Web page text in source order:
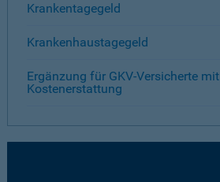
Krankentagegeld
Krankenhaustagegeld
Ergänzung für GKV-Versicherte mit
Kostenerstattung